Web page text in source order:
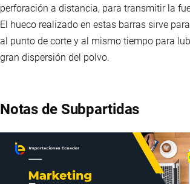
perforación a distancia, para transmitir la
El hueco realizado en estas barras sirve
al punto de corte y al mismo tiempo para
gran dispersión del polvo.
Notas de Subpartidas